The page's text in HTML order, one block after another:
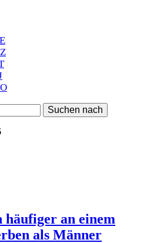
Suchen nach
an einem
als Männer